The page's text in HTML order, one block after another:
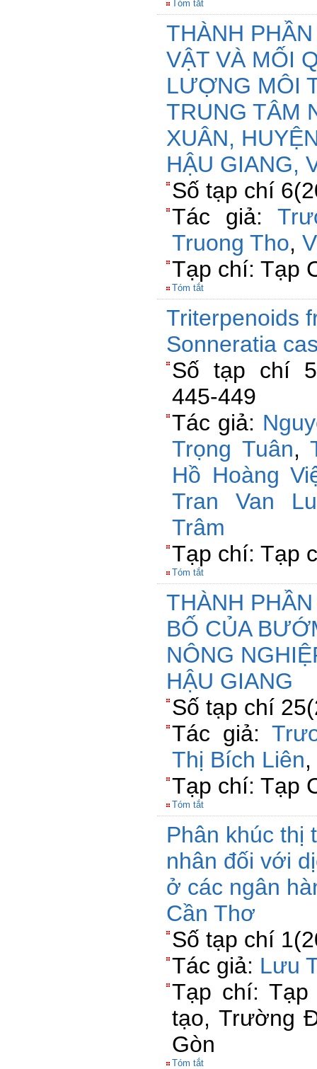
Tóm tắt
THÀNH
VẬT VÀ MỐI
LƯỢNG MÔI
TRUNG TÂM
XUÂN,
HẬU GIANG,
Số tạp chí
Tác giả:
Truong Tho,
Tạp chí: Tạp
Tóm tắt
Triterpenoids
Sonneratia
Số tạp chí
445-449
Tác giả:
Trọng Tuân,
Hồ Hoàng
Tran Van
Trâm
Tạp chí: Tạp
Tóm tắt
THÀNH
BỐ CỦA
NÔNG
HẬU GIANG
Số tạp chí
Tác giả:
Thị Bích Liên,
Tạp chí: Tạp
Tóm tắt
Phân khúc thị
nhân đối với
ở các ngân
Cần Thơ
Số tạp chí
Tác giả: Lưu
Tạp chí:
tạo, Trường
Gòn
Tóm tắt